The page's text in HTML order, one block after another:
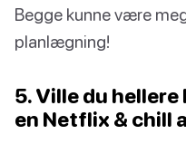
Begge kunne være
planlægning!
5. Ville du
en Netflix & chill